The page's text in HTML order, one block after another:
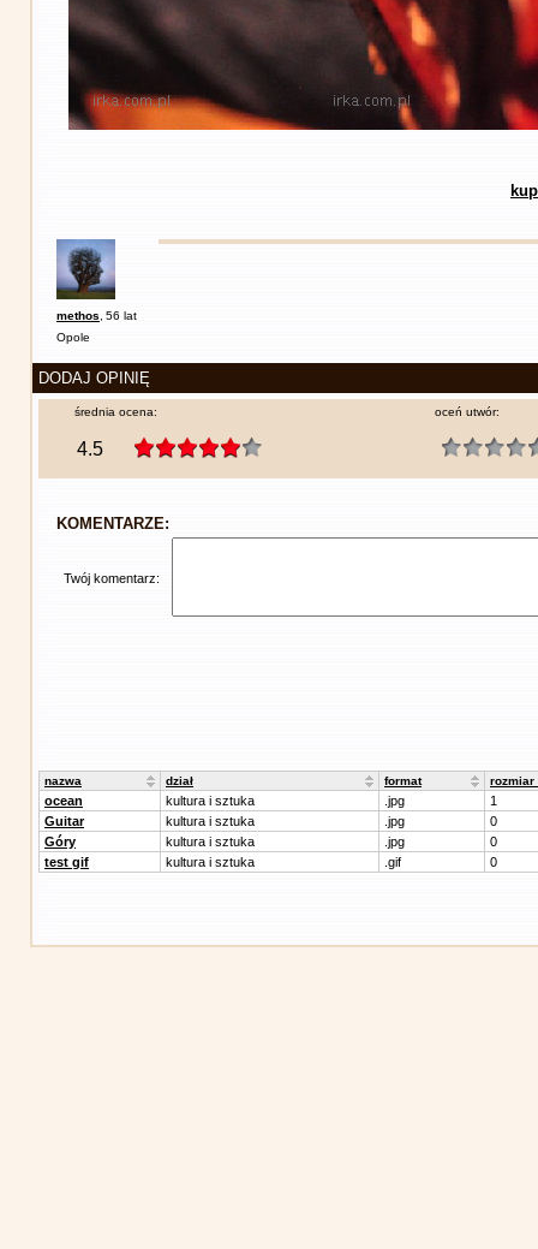
methos 56 lat
Opole
DODAJ OPINIĘ
średnia ocena:
4.5
oceń utwór:
KOMENTARZE:
Twój komentarz:
nazwa dział format rozmiar
ocean kultura i sztuka .jpg
1
Guitar
kultura i sztuka .jpg
0
Góry
kultura i sztuka .jpg
0
test gif
kultura i sztuka .gif 0